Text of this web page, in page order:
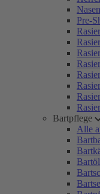
Pre-
Bartpflege
Alle